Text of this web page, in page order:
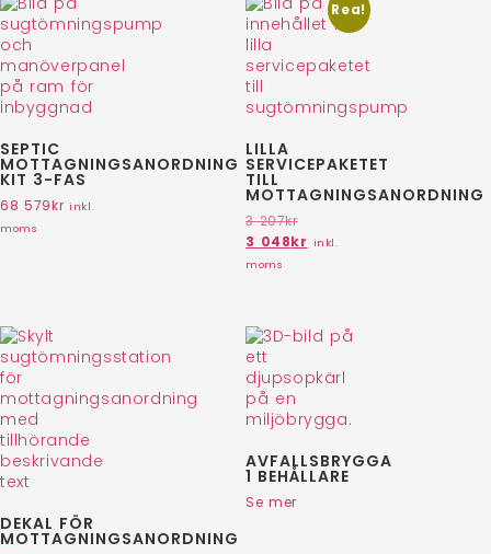
SEPTIC
MOTTAGNINGSANORDNING
KIT 3-FAS
68 579kr inkl.
moms
Rea!
LILLA
SERVICEPAKETET
TILL
MOTTAGNINGSANORDNING
3 207kr
3 048kr inkl.
moms
DEKAL FÖR
MOTTAGNINGSANORDNING
AVFALLSBRYGGA
1 BEHÅLLARE
Se mer